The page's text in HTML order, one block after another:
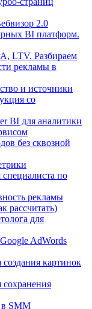
2.0
BI платформ.
LTV. Разбираем
рекламы в
и источники
со
BI для аналитики
без сквозной
по
рекламы
рассчитать)
для
AdWords
картинок
сохранения
в SMM